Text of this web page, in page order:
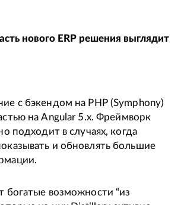
нового ERP решения выглядит
с бэкендом на PHP (Symphony)
на Angular 5.x. Фреймворк
подходит в случаях, когда
и обновлять большие
богатые возможности “из